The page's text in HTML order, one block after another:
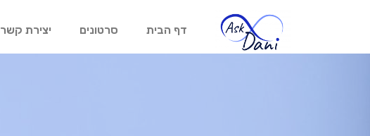
דף הבית סרטונים יצירת קשר